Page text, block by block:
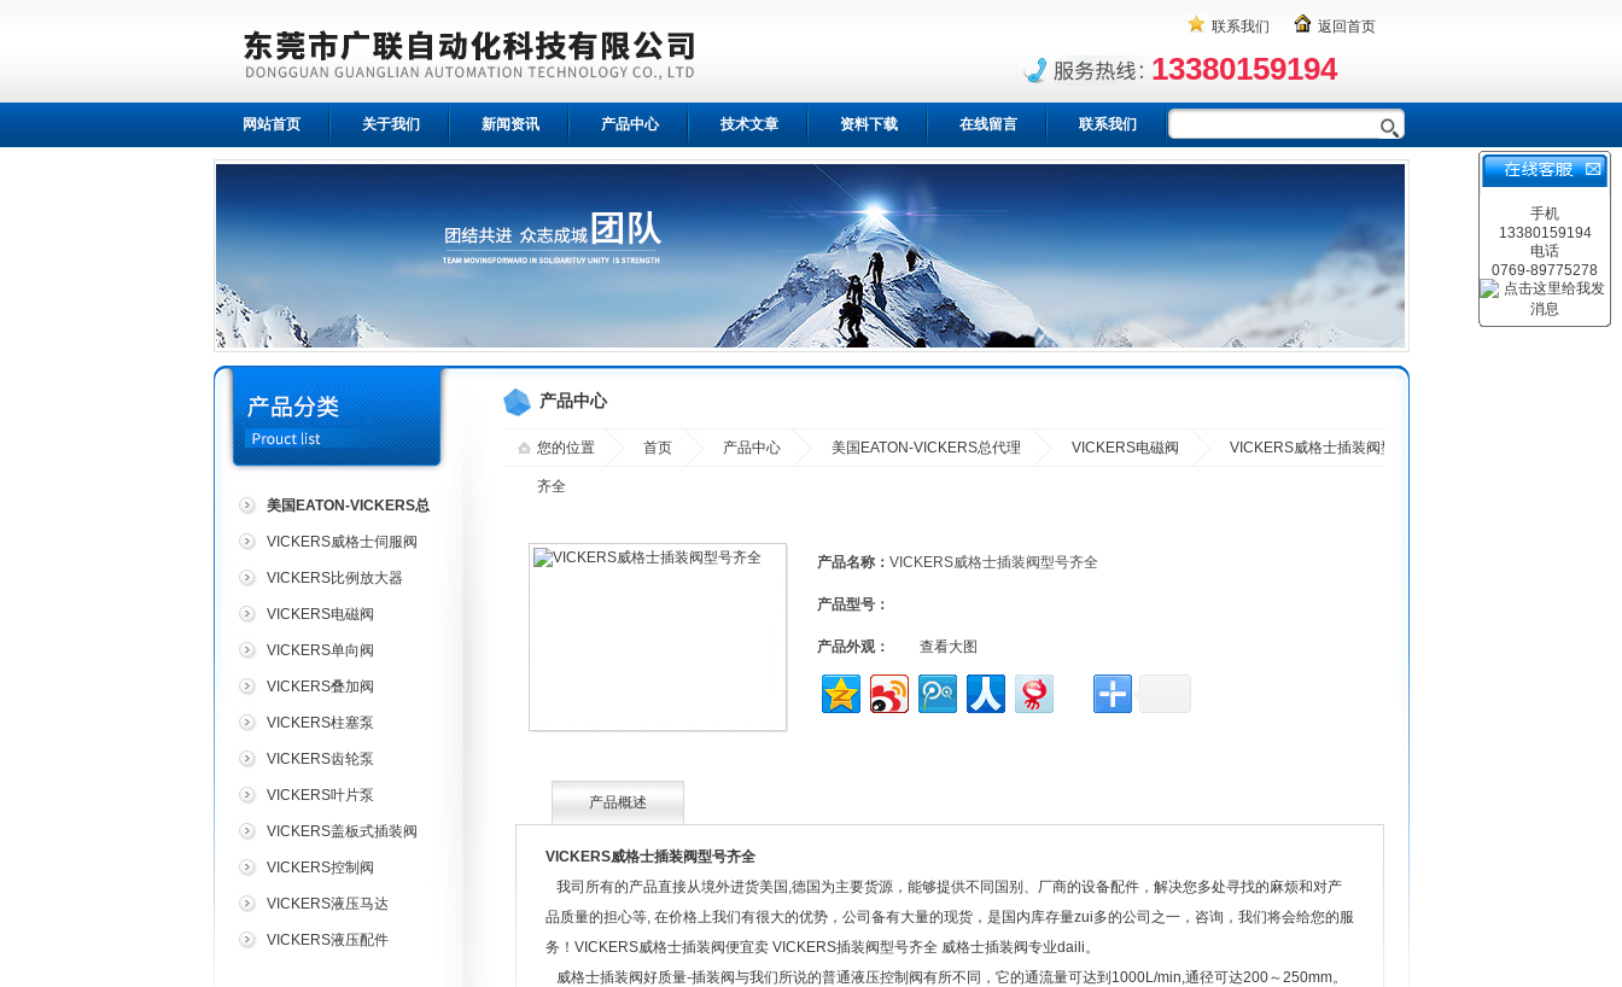
联系我们 返回首页
13380159194
网站首页 关于我们 新闻资讯 产品中心 技术文章 资料下载 在线留言 联系我们
美国EATON-VICKERS总
代理
VICKERS威格士伺服阀
VICKERS比例放大器
VICKERS电磁阀
VICKERS单向阀
VICKERS叠加阀
VICKERS柱塞泵
VICKERS齿轮泵
VICKERS叶片泵
VICKERS盖板式插装阀
VICKERS控制阀
VICKERS液压马达
VICKERS液压配件
产品中心
您的位置 首页 产品中心 美国EATON-VICKERS总代理 VICKERS电磁阀 VICKERS威格士插装阀型号
齐全
产品名称： VICKERS威格士插装阀型号齐全
产品型号：
产品外观： 查看大图
产品概述
VICKERS威格士插装阀型号齐全
我司所有的产品直接从境外进货美国,德国为主要货源，能够提供不同国别、厂商的设备配件，解决您多处寻找的麻烦和对产
品质量的担心等, 在价格上我们有很大的优势，公司备有大量的现货，是国内库存量zui多的公司之一，咨询，我们将会给您的服
务！VICKERS威格士插装阀便宜卖 VICKERS插装阀型号齐全 威格士插装阀专业daili。
威格士插装阀好质量-插装阀与我们所说的普通液压控制阀有所不同，它的通流量可达到1000L/min,通径可达200～250mm。
手机
13380159194
电话
0769-89775278